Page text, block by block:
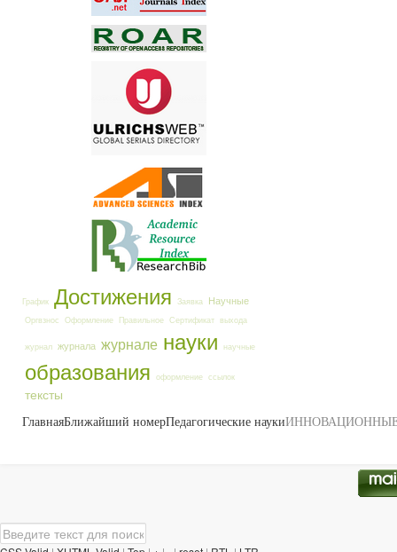
График Достижения Заявка Научные
Оргвзнос Оформление Правильное Сертификат выхода
журнал журнала журнале науки научные
образования оформление ссылок
тексты
ГлавнаяБлижайший номерПедагогические науки